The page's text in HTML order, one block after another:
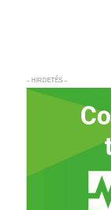
– HIRDETÉS –